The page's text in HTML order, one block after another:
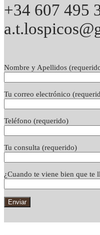
+34 607 495
Nombre y Apellidos
Tu correo electrónico
Teléfono (requerido)
Tu consulta (requerido)
¿Cuando te viene bien que te